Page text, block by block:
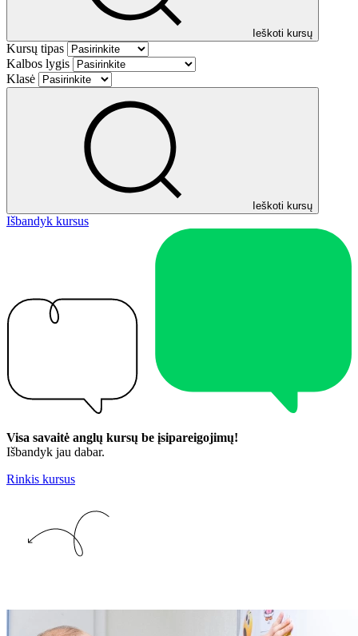
Ieškoti kursų
Kursų tipas
Kalbos lygis
Klasė
Ieškoti kursų
Išbandyk kursus
Visa savaitė anglų kursų be įsipareigojimų!
Išbandyk jau dabar.
Rinkis kursus